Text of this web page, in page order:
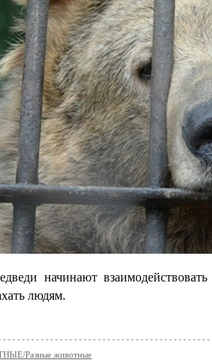
начинают
людям.
Разные животные